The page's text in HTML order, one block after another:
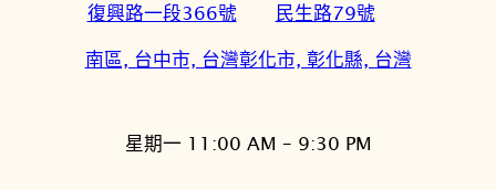
復興路一段366號
南區, 台中市, 台灣
民生路79號
彰化市, 彰化縣, 台灣
星期一 11:00 AM – 9:30 PM